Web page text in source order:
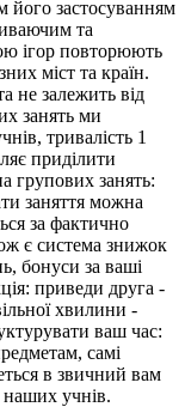
його застосуванням
та
ігор повторюють
міст та країн.
не залежить від
занять ми
тривалість 1
приділити
групових занять:
заняття можна
за фактично
є система знижок
бонуси за ваші
приведи друга -
хвилини -
ваш час:
самі
в звичний вам
наших учнів.